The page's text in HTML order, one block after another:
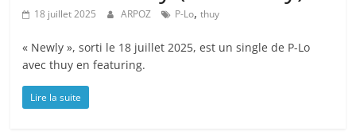
18 juillet 2025 ARPOZ P-Lo,thuy
« Newly », sorti le 18 juillet 2025, est un single de P-Lo
avec thuy en featuring.
Lire la suite